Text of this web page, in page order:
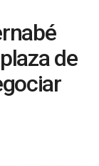
de